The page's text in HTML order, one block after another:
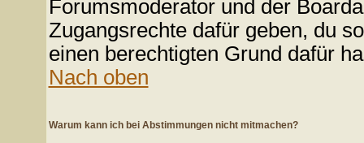
Forumsmoderator und der
Zugangsrechte dafür geben, du
einen berechtigten Grund dafür
Nach oben
Warum kann ich bei Abstimmungen nicht mitmachen?